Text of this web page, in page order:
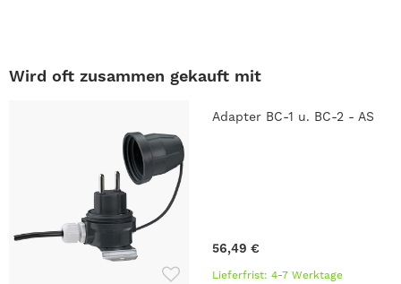
Wird oft zusammen gekauft mit
Adapter BC-1 u. BC-2 - AS
56,49 €
Lieferfrist: 4-7 Werktage